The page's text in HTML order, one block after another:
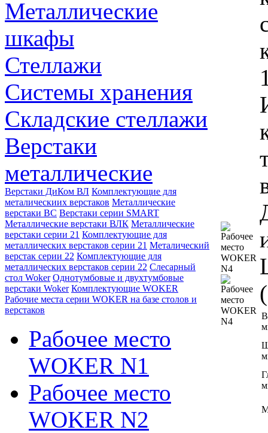
Металлические
шкафы
Стеллажи
Системы хранения
Складские стеллажи
Верстаки
металлические
Верстаки ДиКом ВЛ Комплектующие для
металическиих верстаков Металлические
верстаки ВС Верстаки серии SMART
Металлические верстаки ВЛК Металлические
верстаки серии 21 Комплектующие для
металлических верстаков серии 21 Металический
верстак серии 22 Комплектующие для
металлических верстаков серии 22 Слесарный
стол Woker Однотумбовые и двухтумбовые
верстаки Woker Комплектующие WOKER
Рабочие места серии WOKER на базе столов и
верстаков
Рабочее место
WOKER N1
Рабочее место
WOKER N2